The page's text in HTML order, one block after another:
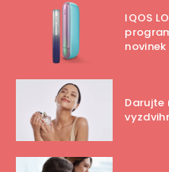
IQOS
novinek
Darujte